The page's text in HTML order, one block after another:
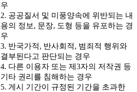
우
2. 공공질서 및 미풍양속에 위반되는 내
용의 정보, 문장, 도형 등을 유포하는 경
우
3. 반국가적, 반사회적, 범죄적 행위와
결부된다고 판단되는 경우
4. 다른 이용자 또는 제3자의 저작권 등
기타 권리를 침해하는 경우
5. 게시 기간이 규정된 기간을 초과한